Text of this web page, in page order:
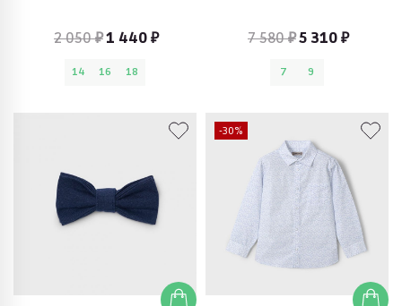
2 050 ₽1 440 ₽
14 16 18
7 580 ₽5 310 ₽
7 9
-30%